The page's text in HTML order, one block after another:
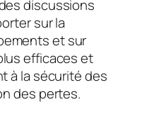
discussions
sur la
et sur
efficaces et
à la sécurité des
des pertes.